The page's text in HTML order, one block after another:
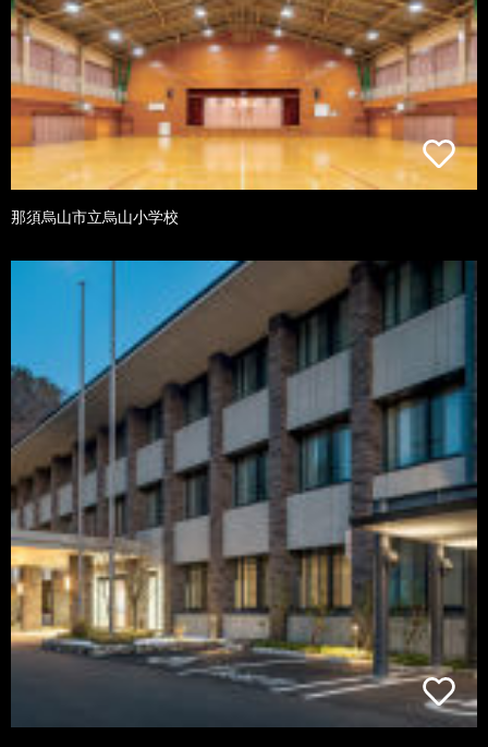
那須烏山市立烏山小学校